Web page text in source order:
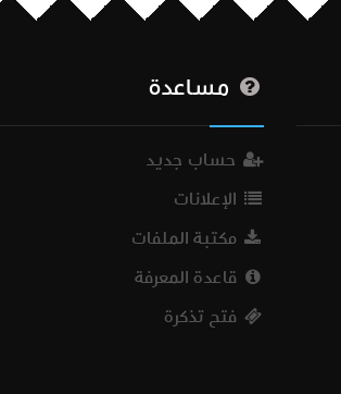
مساعدة
حساب جديد
الإعلانات
مكتبة الملفات
قاعدة المعرفة
فتح تذكرة